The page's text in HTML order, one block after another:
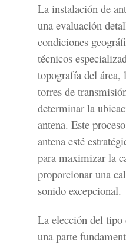
La instalación de
una evaluación
condiciones
técnicos
topografía del
torres de
determinar la
antena. Este
antena esté
para maximizar la
proporcionar una
sonido excepcional.
La elección del tipo
una parte